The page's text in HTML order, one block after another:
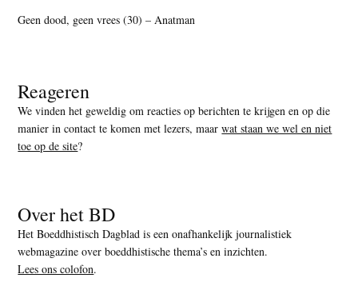
Geen dood, geen vrees (30) – Anatman
Reageren
We vinden het geweldig om reacties op berichten te krijgen en op die
manier in contact te komen met lezers, maarwat staan we wel en niet
toe op de site?
Over het BD
Het Boeddhistisch Dagblad is een onafhankelijk journalistiek
webmagazine over boeddhistische thema’s en inzichten.
Lees ons colofon.